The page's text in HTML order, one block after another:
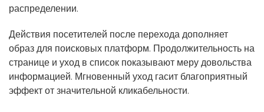
распределении.
Действия посетителей после перехода дополняет
образ для поисковых платформ. Продолжительность на
странице и уход в список показывают меру довольства
информацией. Мгновенный уход гасит благоприятный
эффект от значительной кликабельности.